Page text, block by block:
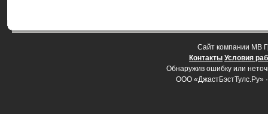
Cайт компании МВ
Контакты Условия
Обнаружив ошибку или
ООО «ДжастБэстТулс.Ру»